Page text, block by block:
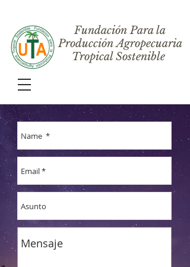
Fundación Para la
Producción Agropecuaria
Tropical Sostenible